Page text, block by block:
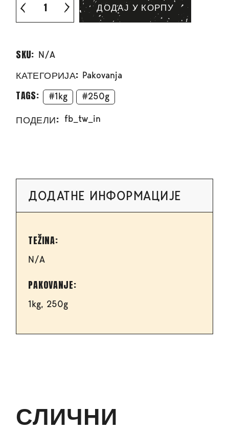
ДОДАЈ У КОРПУ
SKU: N/A
КАТЕГОРИЈА: Pakovanja
TAGS: 1kg 250g
ПОДЕЛИ: fb tw in
ДОДАТНЕ ИНФОРМАЦИЈЕ
TEŽINA
N/A
PAKOVANJE
1kg, 250g
СЛИЧНИ